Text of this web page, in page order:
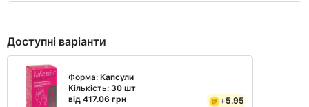
Доступні варіанти
Форма: Капсули
Кількість: 30 шт
від 417.06 грн
+5.95